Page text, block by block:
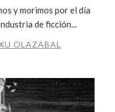
y morimos por el día
de ficción...
OLAZABAL